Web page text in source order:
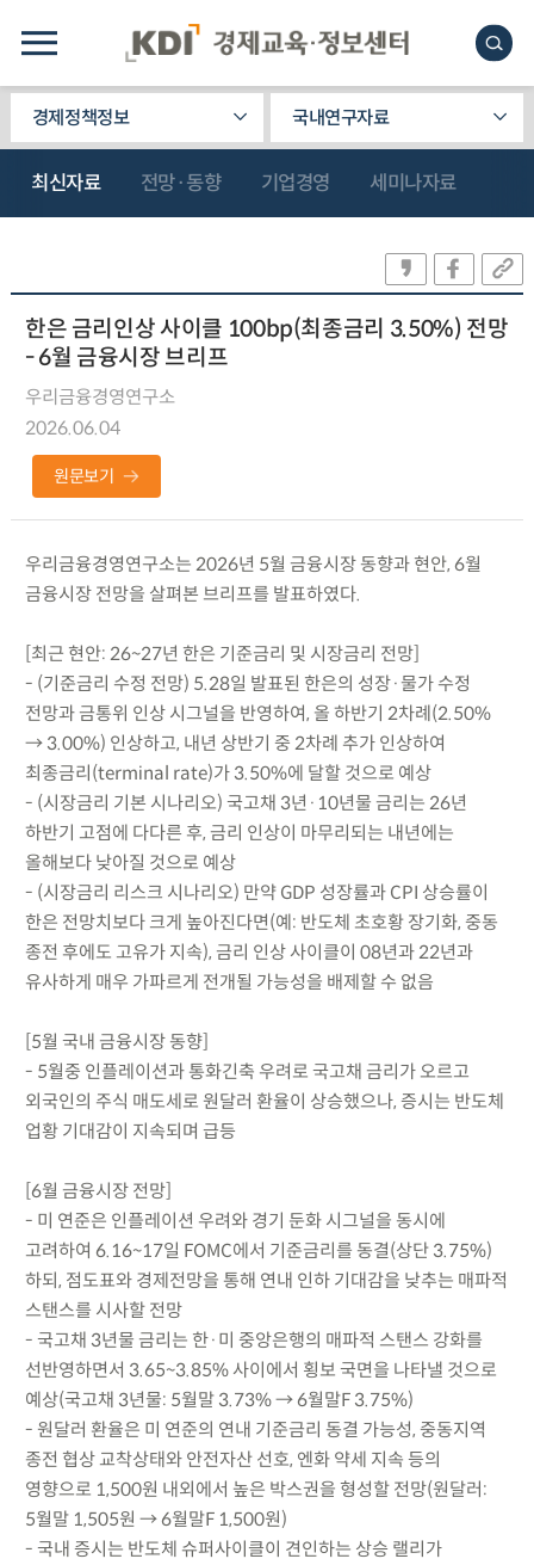
경제정책정보 국내연구자료
최신자료 전망·동향 기업경영 세미나자료
한은 금리인상 사이클 100bp(최종금리 3.50%) 전망
- 6월 금융시장 브리프
우리금융경영연구소
2026.06.04
원문보기
우리금융경영연구소는 2026년 5월 금융시장 동향과 현안, 6월
금융시장 전망을 살펴본 브리프를 발표하였다.
[최근 현안: 26~27년 한은 기준금리 및 시장금리 전망]
- (기준금리 수정 전망) 5.28일 발표된 한은의 성장·물가 수정
전망과 금통위 인상 시그널을 반영하여, 올 하반기 2차례(2.50%
→ 3.00%) 인상하고, 내년 상반기 중 2차례 추가 인상하여
최종금리(terminal rate)가 3.50%에 달할 것으로 예상
- (시장금리 기본 시나리오) 국고채 3년·10년물 금리는 26년
하반기 고점에 다다른 후, 금리 인상이 마무리되는 내년에는
올해보다 낮아질 것으로 예상
- (시장금리 리스크 시나리오) 만약 GDP 성장률과 CPI 상승률이
한은 전망치보다 크게 높아진다면(예: 반도체 초호황 장기화, 중동
종전 후에도 고유가 지속), 금리 인상 사이클이 08년과 22년과
유사하게 매우 가파르게 전개될 가능성을 배제할 수 없음
[5월 국내 금융시장 동향]
- 5월중 인플레이션과 통화긴축 우려로 국고채 금리가 오르고
외국인의 주식 매도세로 원달러 환율이 상승했으나, 증시는 반도체
업황 기대감이 지속되며 급등
[6월 금융시장 전망]
- 미 연준은 인플레이션 우려와 경기 둔화 시그널을 동시에
고려하여 6.16~17일 FOMC에서 기준금리를 동결(상단 3.75%)
하되, 점도표와 경제전망을 통해 연내 인하 기대감을 낮추는 매파적
스탠스를 시사할 전망
- 국고채 3년물 금리는 한·미 중앙은행의 매파적 스탠스 강화를
선반영하면서 3.65~3.85% 사이에서 횡보 국면을 나타낼 것으로
예상(국고채 3년물: 5월말 3.73% → 6월말F 3.75%)
- 원달러 환율은 미 연준의 연내 기준금리 동결 가능성, 중동지역
종전 협상 교착상태와 안전자산 선호, 엔화 약세 지속 등의
영향으로 1,500원 내외에서 높은 박스권을 형성할 전망(원달러:
5월말 1,505원 → 6월말F 1,500원)
- 국내 증시는 반도체 슈퍼사이클이 견인하는 상승 랠리가